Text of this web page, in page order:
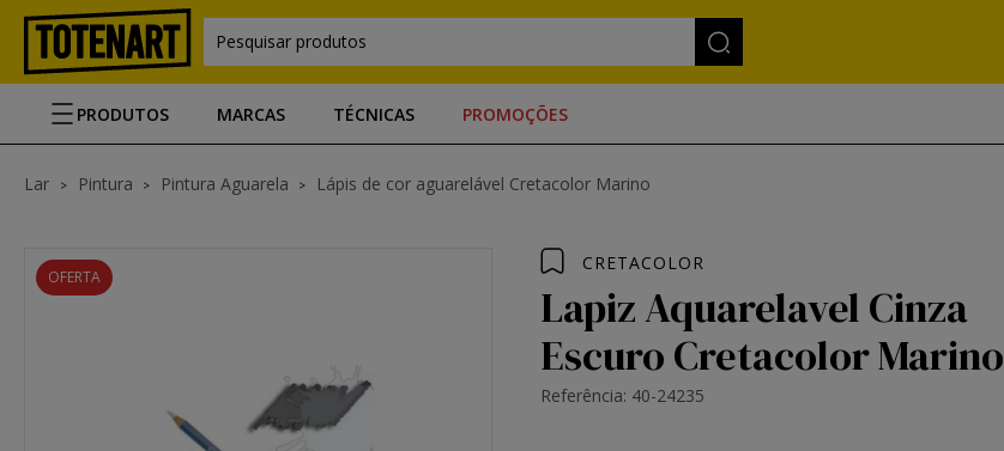
Pesquisar produtos
PRODUTOS MARCAS TÉCNICAS PROMOÇÕES
Lar Pintura Pintura Aguarela Lápis de cor aguarelável Cretacolor Marino
OFERTA
CRETACOLOR
Lapiz Aquarelavel Cinza
Escuro Cretacolor Marino
Referência: 40-24235